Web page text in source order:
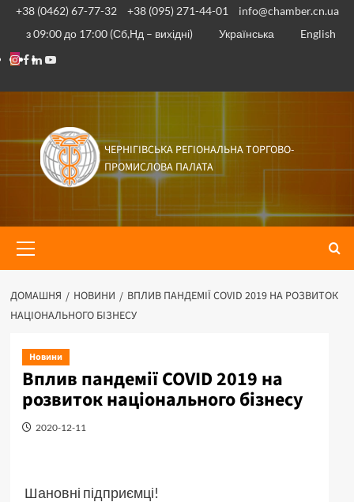
Перейти
вмісту
+38 (0462) 67-77-32 +38 (095) 271-44-01
info@chamber.cn.ua
з 09:00 до 17:00 (Сб,Нд – вихідні)
Українська
English
Instagram
Facebook
Linkedin
Youtube
ЧЕРНІГІВСЬКА РЕГІОНАЛЬНА ТОРГОВО-
ПРОМИСЛОВА ПАЛАТА
меню
ДОМАШНЯ НОВИНИ
ВПЛИВ ПАНДЕМІЇ COVID 2019 НА РОЗВИТОК
НАЦІОНАЛЬНОГО БІЗНЕСУ
Новини
Вплив пандемії COVID 2019 на
розвиток національного бізнесу
2020-12-11
Шановні підприємці!